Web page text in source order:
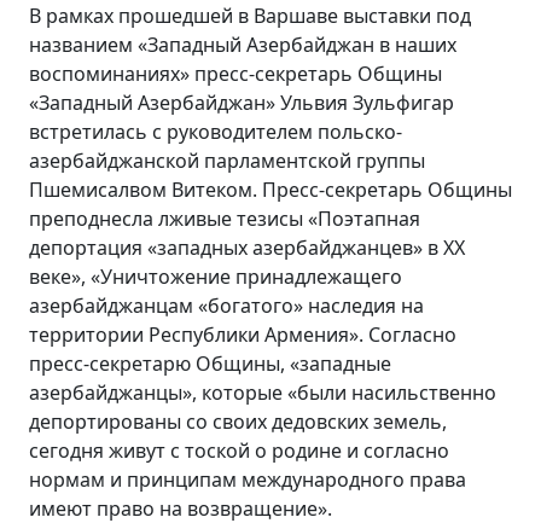
В рамках прошедшей в Варшаве выставки под
названием «Западный Азербайджан в наших
воспоминаниях» пресс-секретарь Общины
«Западный Азербайджан» Ульвия Зульфигар
встретилась с руководителем польско-
азербайджанской парламентской группы
Пшемисалвом Витеком. Пресс-секретарь Общины
преподнесла лживые тезисы «Поэтапная
депортация «западных азербайджанцев» в XX
веке», «Уничтожение принадлежащего
азербайджанцам «богатого» наследия на
территории Республики Армения». Согласно
пресс-секретарю Общины, «западные
азербайджанцы», которые «были насильственно
депортированы со своих дедовских земель,
сегодня живут с тоской о родине и согласно
нормам и принципам международного права
имеют право на возвращение».